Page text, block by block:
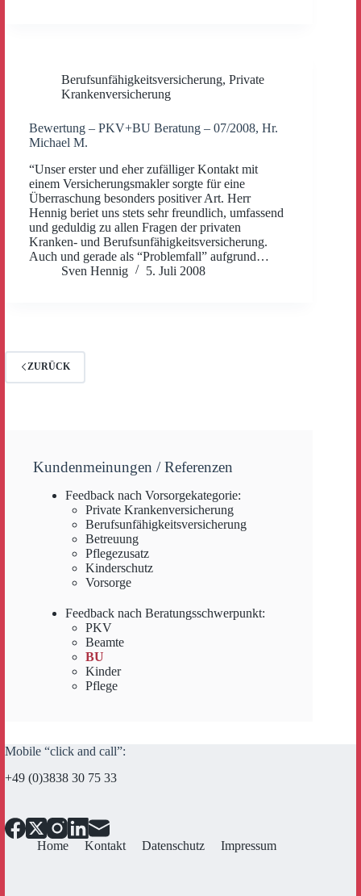
Berufsunfähigkeitsversicherung, Private
Krankenversicherung
Bewertung – PKV+BU Beratung – 07/2008, Hr.
Michael M.
“Unser erster und eher zufälliger Kontakt mit
einem Versicherungsmakler sorgte für eine
Überraschung besonders positiver Art. Herr
Hennig beriet uns stets sehr freundlich, umfassend
und geduldig zu allen Fragen der privaten
Kranken- und Berufsunfähigkeitsversicherung.
Auch und gerade als “Problemfall” aufgrund…
Sven Hennig
5. Juli 2008
ZURÜCK
Kundenmeinungen / Referenzen
Feedback nach Vorsorgekategorie:
Private Krankenversicherung
Berufsunfähigkeitsversicherung
Betreuung
Pflegezusatz
Kinderschutz
Vorsorge
Feedback nach Beratungsschwerpunkt:
PKV
Beamte
BU
Kinder
Pflege
Mobile “click and call”:
+49 (0)3838 30 75 33
Home Kontakt Datenschutz Impressum